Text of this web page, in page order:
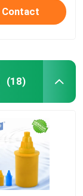
Contact
(18)